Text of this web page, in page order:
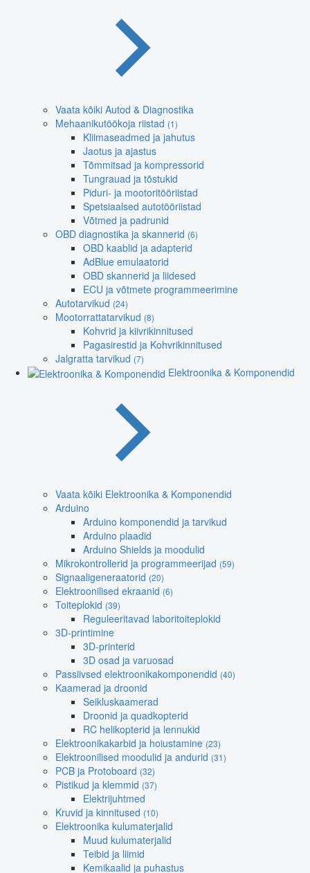
Vaata kõiki Autod & Diagnostika
Mehaanikutöökoja riistad (1)
Kliimaseadmed ja jahutus
Jaotus ja ajastus
Tõmmitsad ja kompressorid
Tungrauad ja tõstukid
Piduri- ja mootoritööriistad
Spetsiaalsed autotööriistad
Võtmed ja padrunid
OBD diagnostika ja skannerid (6)
OBD kaablid ja adapterid
AdBlue emulaatorid
OBD skannerid ja liidesed
ECU ja võtmete programmeerimine
Autotarvikud (24)
Mootorrattatarvikud (8)
Kohvrid ja kiivrikinnitused
Pagasirestid ja Kohvrikinnitused
Jalgratta tarvikud (7)
Elektroonika & Komponendid
Vaata kõiki Elektroonika & Komponendid
Arduino
Arduino komponendid ja tarvikud
Arduino plaadid
Arduino Shields ja moodulid
Mikrokontrollerid ja programmeerijad (59)
Signaaligeneraatorid (20)
Elektroonilised ekraanid (6)
Toiteplokid (39)
Reguleeritavad laboritoiteplokid
3D-printimine
3D-printerid
3D osad ja varuosad
Passiivsed elektroonikakomponendid (40)
Kaamerad ja droonid
Seikluskaamerad
Droonid ja quadkopterid
RC helikopterid ja lennukid
Elektroonikakarbid ja hoiustamine (23)
Elektroonilised moodulid ja andurid (31)
PCB ja Protoboard (32)
Pistikud ja klemmid (37)
Elektrijuhtmed
Kruvid ja kinnitused (10)
Elektroonika kulumaterjalid
Muud kulumaterjalid
Teibid ja liimid
Kemikaalid ja puhastus